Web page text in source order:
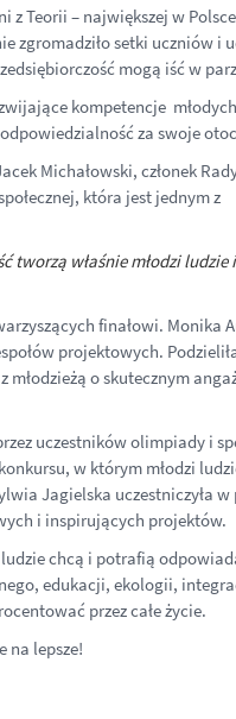
z Teorii – największej w
zgromadziło setki uczniów i
mogą iść w
kompetencje
za swoje
Michałowski, członek
która jest jednym z
tworzą właśnie młodzi ludzie
finałowi. Monika
projektowych.
młodzieżą o skutecznym
uczestników olimpiady i
w którym młodzi
Jagielska uczestniczyła
i inspirujących projektów.
chcą i potrafią
edukacji, ekologii,
przez całe życie.
na lepsze!